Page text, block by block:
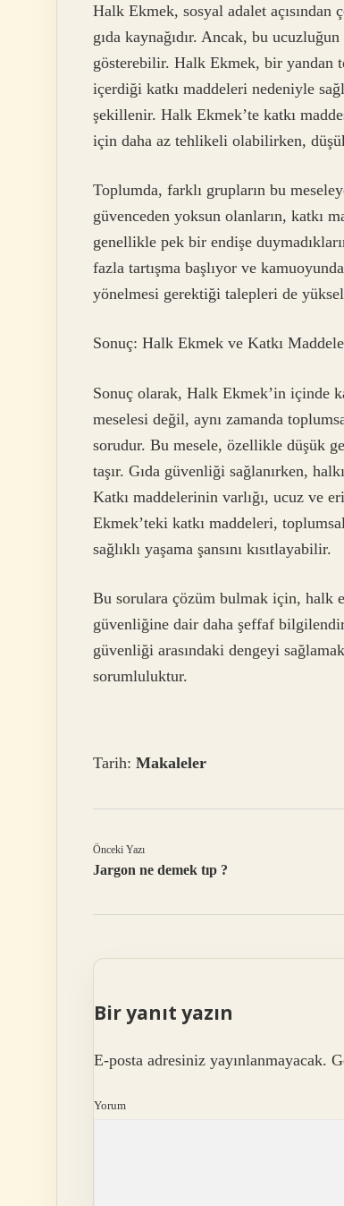
Halk Ekmek, sosyal adalet
gıda kaynağıdır. Ancak, bu
gösterebilir. Halk Ekmek, bir yandan
içerdiği katkı maddeleri nedeniyle
şekillenir. Halk Ekmek’te katkı
için daha az tehlikeli olabilirken,
Toplumda, farklı grupların bu
güvenceden yoksun olanların, katkı
genellikle pek bir endişe
fazla tartışma başlıyor ve
yönelmesi gerektiği talepleri de
Sonuç: Halk Ekmek ve Katkı
Sonuç olarak, Halk Ekmek’in içinde
meselesi değil, aynı zamanda
sorudur. Bu mesele, özellikle düşük
taşır. Gıda güvenliği sağlanırken,
Katkı maddelerinin varlığı, ucuz ve
Ekmek’teki katkı maddeleri,
sağlıklı yaşama şansını kısıtlayabilir.
Bu sorulara çözüm bulmak için, halk
güvenliğine dair daha şeffaf
güvenliği arasındaki dengeyi
sorumluluktur.
Tarih: Makaleler
Önceki Yazı
Jargon ne demek tıp ?
Bir yanıt yazın
E-posta adresiniz yayınlanmayacak.
Yorum